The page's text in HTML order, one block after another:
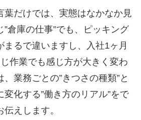
葉だけでは、実態はなかなか見
”倉庫の仕事”でも、ピッキング
まるで違いますし、入社1ヶ月
作業でも感じ方が大きく変わ
業務ごとの”きつさの種類”と
化する”働き方のリアル”をで
えします。